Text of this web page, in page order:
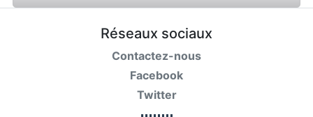
Réseaux sociaux
Contactez-nous
Facebook
Twitter